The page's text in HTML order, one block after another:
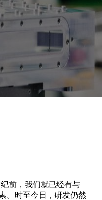
Atonarp
pursuant to Art. 53
前，我们就已经有与
。时至今日，研发仍然